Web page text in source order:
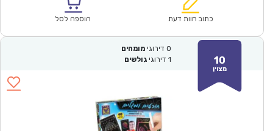
₪100.00.
כתוב חוות דעת הוספה לסל
10
מצוין
0 דירוגי מומחים
1 דירוגי גולשים